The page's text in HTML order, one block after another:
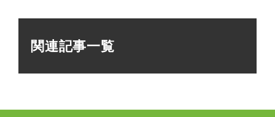
関連記事一覧